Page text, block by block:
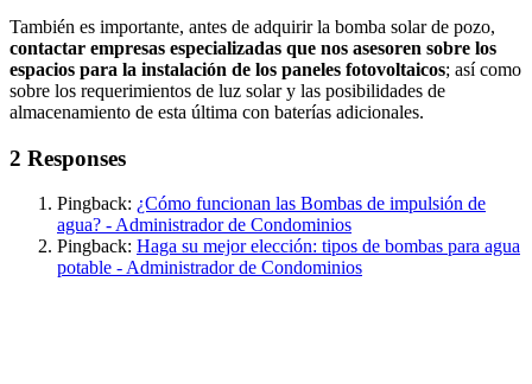
También es importante, antes de adquirir la bomba solar de pozo,
contactar empresas especializadas que nos asesoren sobre los
espacios para la instalación de los paneles fotovoltaicos; así como
sobre los requerimientos de luz solar y las posibilidades de
almacenamiento de esta última con baterías adicionales.
2 Responses
Pingback: ¿Cómo funcionan las Bombas de impulsión de
agua? - Administrador de Condominios
Pingback: Haga su mejor elección: tipos de bombas para agua
potable - Administrador de Condominios